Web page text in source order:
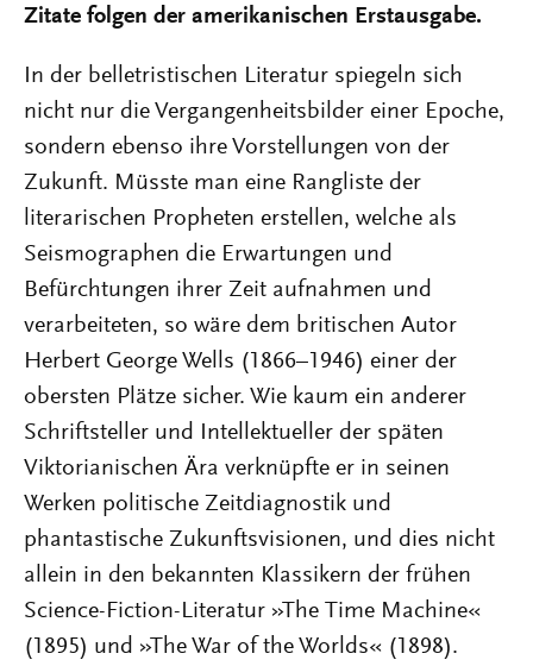
Zitate folgen der amerikanischen Erstausgabe.
In der belletristischen Literatur spiegeln sich
nicht nur die Vergangenheitsbilder einer Epoche,
sondern ebenso ihre Vorstellungen von der
Zukunft. Müsste man eine Rangliste der
literarischen Propheten erstellen, welche als
Seismographen die Erwartungen und
Befürchtungen ihrer Zeit aufnahmen und
verarbeiteten, so wäre dem britischen Autor
Herbert George Wells (1866–1946) einer der
obersten Plätze sicher. Wie kaum ein anderer
Schriftsteller und Intellektueller der späten
Viktorianischen Ära verknüpfte er in seinen
Werken politische Zeitdiagnostik und
phantastische Zukunftsvisionen, und dies nicht
allein in den bekannten Klassikern der frühen
Science-Fiction-Literatur »The Time Machine«
(1895) und »The War of the Worlds« (1898).